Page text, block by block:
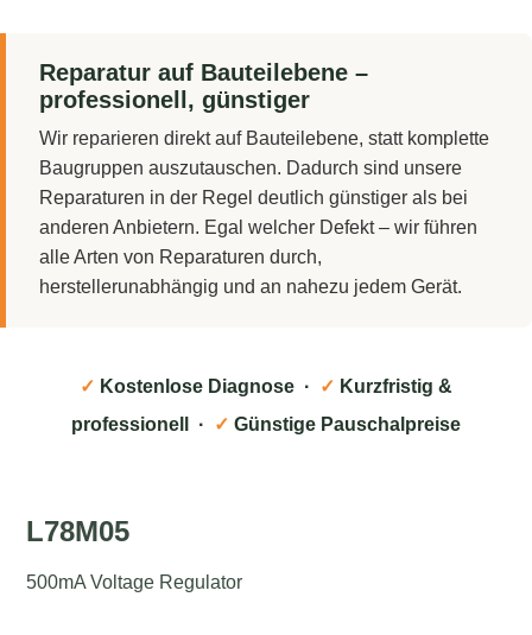
Reparatur auf Bauteilebene –
professionell, günstiger
Wir reparieren direkt auf Bauteilebene, statt komplette
Baugruppen auszutauschen. Dadurch sind unsere
Reparaturen in der Regel deutlich günstiger als bei
anderen Anbietern. Egal welcher Defekt – wir führen
alle Arten von Reparaturen durch,
herstellerunabhängig und an nahezu jedem Gerät.
✓ Kostenlose Diagnose · ✓ Kurzfristig &
professionell ·
✓ Günstige Pauschalpreise
L78M05
500mA Voltage Regulator